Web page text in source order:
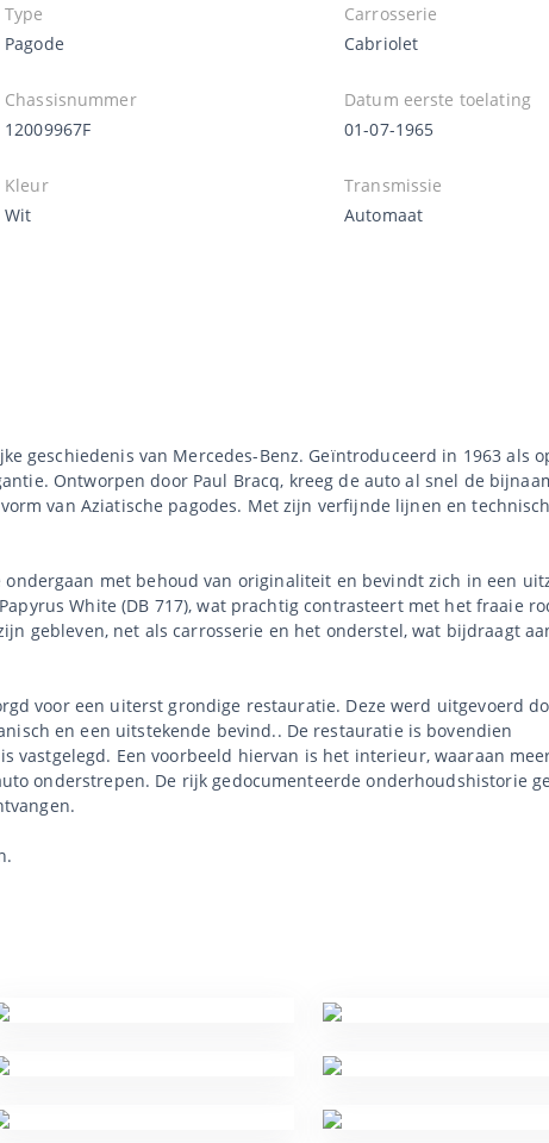
Type
Pagode
Carrosserie
Cabriolet
Chassisnummer
12009967F
Datum eerste toelating
01-07-1965
Kleur
Wit
Transmissie
Automaat
geschiedenis van Mercedes-Benz. Geïntroduceerd in 1963 als
Ontworpen door Paul Bracq, kreeg de auto al snel de
van Aziatische pagodes. Met zijn verfijnde lijnen en
ondergaan met behoud van originaliteit en bevindt zich in een
White (DB 717), wat prachtig contrasteert met het fraaie
gebleven, net als carrosserie en het onderstel, wat bijdraagt
voor een uiterst grondige restauratie. Deze werd uitgevoerd
en een uitstekende bevind.. De restauratie is bovendien
Een voorbeeld hiervan is het interieur, waaraan
onderstrepen. De rijk gedocumenteerde onderhoudshistorie